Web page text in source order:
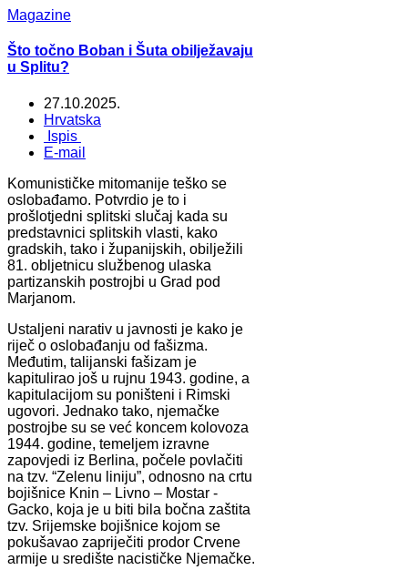
Magazine
Što točno Boban i Šuta obilježavaju
u Splitu?
27.10.2025.
Hrvatska
Ispis
E-mail
Komunističke mitomanije teško se
oslobađamo. Potvrdio je to i
prošlotjedni splitski slučaj kada su
predstavnici splitskih vlasti, kako
gradskih, tako i županijskih, obilježili
81. obljetnicu službenog ulaska
partizanskih postrojbi u Grad pod
Marjanom.
Ustaljeni narativ u javnosti je kako je
riječ o oslobađanju od fašizma.
Međutim, talijanski fašizam je
kapitulirao još u rujnu 1943. godine, a
kapitulacijom su poništeni i Rimski
ugovori. Jednako tako, njemačke
postrojbe su se već koncem kolovoza
1944. godine, temeljem izravne
zapovjedi iz Berlina, počele povlačiti
na tzv. “Zelenu liniju”, odnosno na crtu
bojišnice Knin – Livno – Mostar -
Gacko, koja je u biti bila bočna zaštita
tzv. Srijemske bojišnice kojom se
pokušavao zapriječiti prodor Crvene
armije u središte nacističke Njemačke.